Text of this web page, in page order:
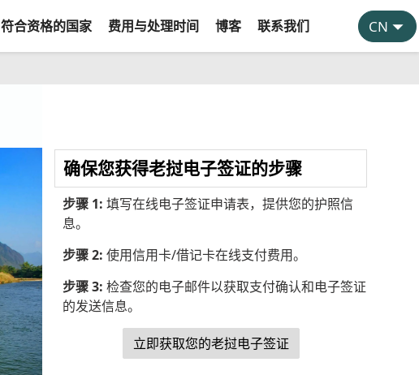
符合资格的国家 费用与处理时间 博客 联系我们
确保您获得老挝电子签证的步骤
步骤 1: 填写在线电子签证申请表，提供您的护照信
息。
步骤 2: 使用信用卡/借记卡在线支付费用。
步骤 3: 检查您的电子邮件以获取支付确认和电子签证
的发送信息。
立即获取您的老挝电子签证